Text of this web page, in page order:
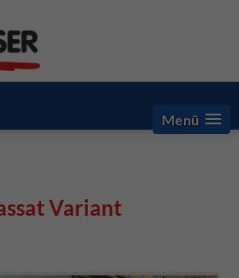
Menü
Variant